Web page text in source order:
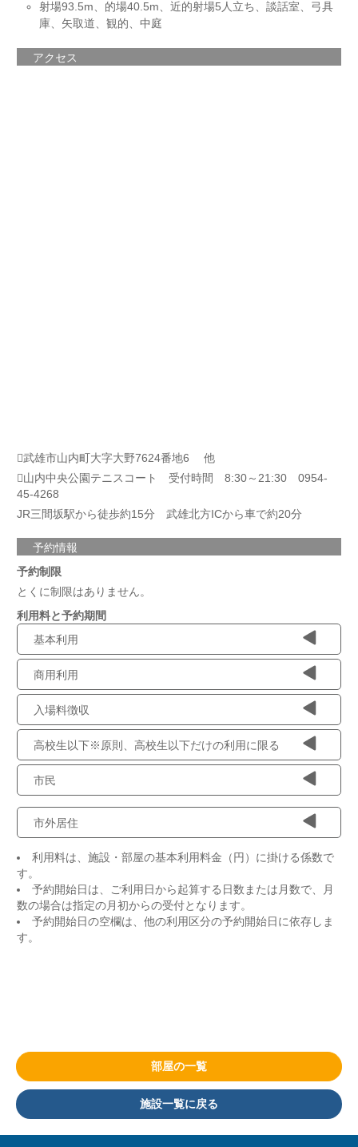
射場93.5m、的場40.5m、近的射場5人立ち、談話室、弓具
庫、矢取道、観的、中庭
アクセス
武雄市山内町大字大野7624番地6 他
山内中央公園テニスコート 受付時間 8:30～21:30 0954-
45-4268
JR三間坂駅から徒歩約15分 武雄北方ICから車で約20分
予約情報
予約制限
とくに制限はありません。
利用料と予約期間
基本利用
商用利用
入場料徴収
高校生以下※原則、高校生以下だけの利用に限る
市民
市外居住
利用料は、施設・部屋の基本利用料金（円）に掛ける係数で
す。
予約開始日は、ご利用日から起算する日数または月数で、月
数の場合は指定の月初からの受付となります。
予約開始日の空欄は、他の利用区分の予約開始日に依存しま
す。
施設一覧に戻る
部屋の一覧